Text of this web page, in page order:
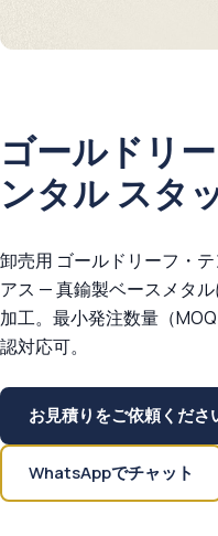
ゴールドリ
ンタル スタ
卸売用 ゴールドリーフ・
アス — 真鍮製ベースメタ
加工。最小発注数量（
認対応可。
お見積りをご依頼くださ
WhatsAppでチャット